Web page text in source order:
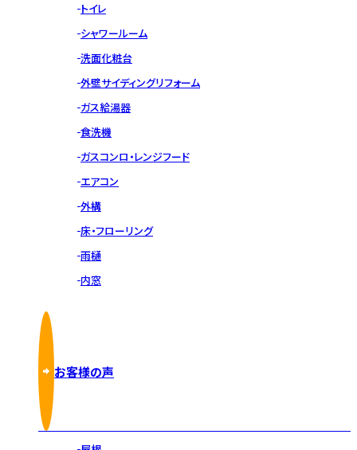
トイレ
シャワールーム
洗面化粧台
外壁サイディングリフォーム
ガス給湯器
食洗機
ガスコンロ・レンジフード
エアコン
外構
床・フローリング
雨樋
内窓
お客様の声